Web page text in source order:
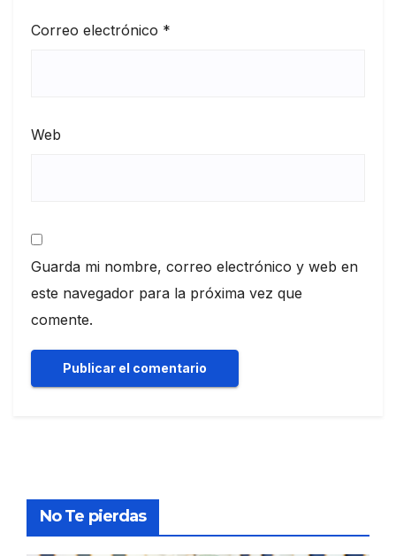
Correo electrónico *
Web
Guarda mi nombre, correo electrónico y web en
este navegador para la próxima vez que
comente.
No Te pierdas